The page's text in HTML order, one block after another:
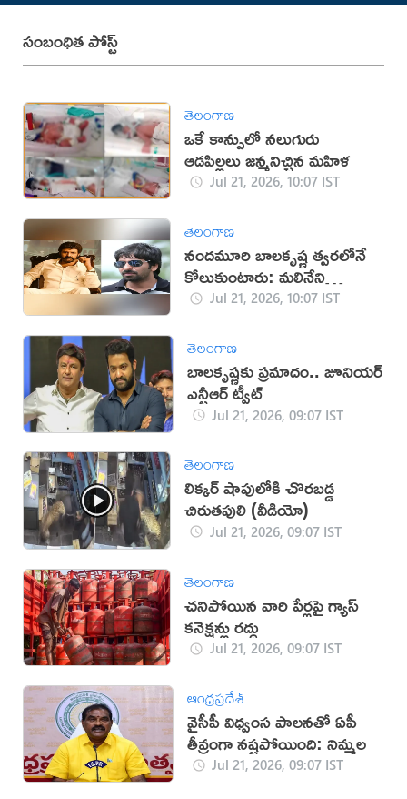
సంబంధిత పోస్ట్
తెలంగాణ
ఒకే కాన్పులో నలుగురు
ఆడపిల్లలు జన్మనిచ్చిన మహిళ
Jul 21, 2026, 10:07 IST
తెలంగాణ
నందమూరి బాలకృష్ణ త్వరలోనే
కోలుకుంటారు: మలినేని
గోపిచంద్
Jul 21, 2026, 10:07 IST
తెలంగాణ
బాలకృష్ణకు ప్రమాదం.. జూనియర్
ఎన్టీఆర్ ట్వీట్
Jul 21, 2026, 09:07 IST
తెలంగాణ
లిక్కర్ షాపులోకి చొరబడ్డ
చిరుతపులి (వీడియో)
Jul 21, 2026, 09:07 IST
తెలంగాణ
చనిపోయిన వారి పేర్లపై గ్యాస్
కనెక్షన్లు రద్దు
Jul 21, 2026, 09:07 IST
ఆంధ్రప్రదేశ్
వైసీపీ విధ్వంస పాలనతో ఏపీ
తీవ్రంగా నష్టపోయింది: నిమ్మల
Jul 21, 2026, 09:07 IST